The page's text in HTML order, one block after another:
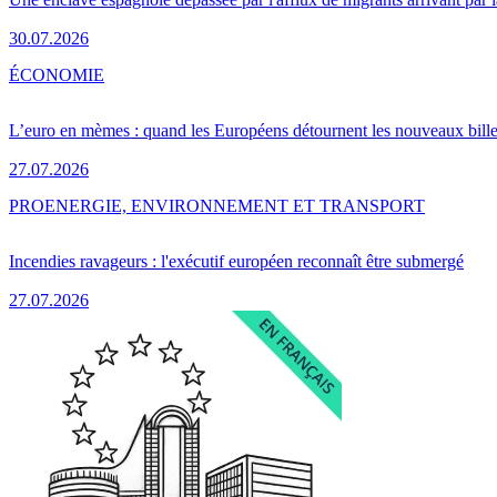
30.07.2026
L’euro en mèmes : quand les Européens détournent les nouveaux
27.07.2026
ÉCONOMIE
Incendies ravageurs : l'exécutif européen reconnaît être submergé
27.07.2026
PROENERGIE, ENVIRONNEMENT ET TRANSPORT